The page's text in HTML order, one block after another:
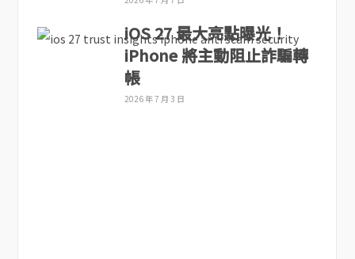
iOS 27 最大亮點曝光！
iPhone 將主動阻止詐騙轉
帳
2026 年 7 月 3 日